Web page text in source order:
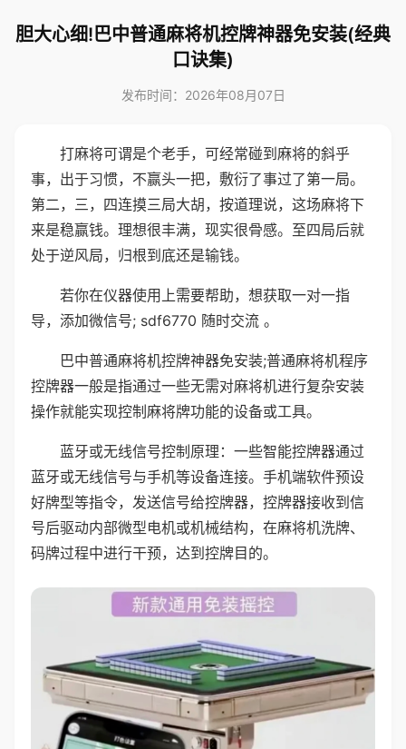
胆大心细!巴中普通麻将机控牌神器免安装(经典
口诀集)
发布时间：2026年08月07日
打麻将可谓是个老手，可经常碰到麻将的斜乎
事，出于习惯，不赢头一把，敷衍了事过了第一局。
第二，三，四连摸三局大胡，按道理说，这场麻将下
来是稳赢钱。理想很丰满，现实很骨感。至四局后就
处于逆风局，归根到底还是输钱。
若你在仪器使用上需要帮助，想获取一对一指
导，添加微信号; sdf6770 随时交流 。
巴中普通麻将机控牌神器免安装;普通麻将机程序
控牌器一般是指通过一些无需对麻将机进行复杂安装
操作就能实现控制麻将牌功能的设备或工具。
蓝牙或无线信号控制原理：一些智能控牌器通过
蓝牙或无线信号与手机等设备连接。手机端软件预设
好牌型等指令，发送信号给控牌器，控牌器接收到信
号后驱动内部微型电机或机械结构，在麻将机洗牌、
码牌过程中进行干预，达到控牌目的。